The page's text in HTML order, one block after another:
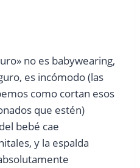
no es babywearing,
es incómodo (las
como cortan esos
que estén)
bebé cae
y la espalda